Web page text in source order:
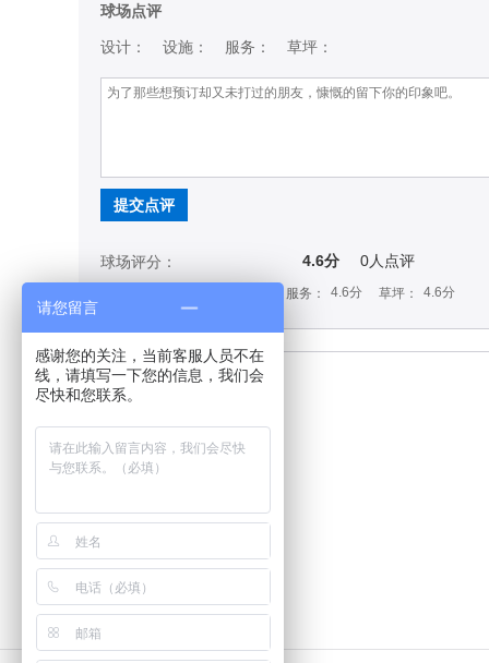
球场点评
设计： 设施： 服务： 草坪：
提交点评
球场评分： 4.6分 0人点评
服务： 4.6分 草坪： 4.6分
请您留言
感谢您的关注，当前客服人员不在
线，请填写一下您的信息，我们会
尽快和您联系。